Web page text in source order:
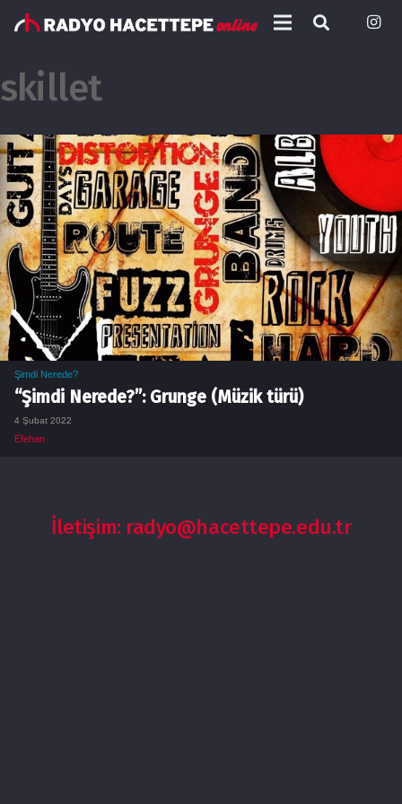
skillet
Şimdi Nerede?
“Şimdi Nerede?”: Grunge (Müzik türü)
4 Şubat 2022
Efehan
İletişim: radyo@hacettepe.edu.tr